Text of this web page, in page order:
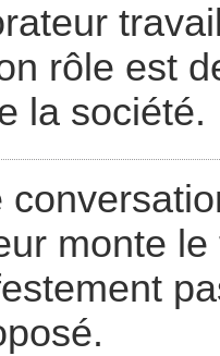
rôle est
la société.
monte